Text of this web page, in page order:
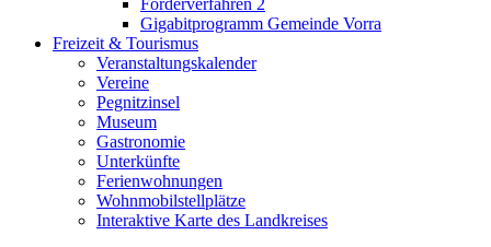
Förderverfahren 2
Gigabitprogramm Gemeinde Vorra
Freizeit & Tourismus
Veranstaltungskalender
Vereine
Pegnitzinsel
Museum
Gastronomie
Unterkünfte
Ferienwohnungen
Wohnmobilstellplätze
Interaktive Karte des Landkreises